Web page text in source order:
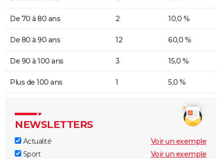
De 70 à 80 ans 2 10,0 %
De 80 à 90 ans 12 60,0 %
De 90 à 100 ans 3 15,0 %
Plus de 100 ans 1 5,0 %
NEWSLETTERS
Actualité
Voir un exemple
Sport
Voir un exemple